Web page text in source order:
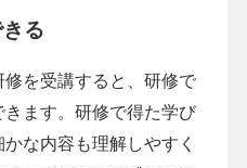
る
を受講すると、研修で
ます。研修で得た学び
な内容も理解しやすく